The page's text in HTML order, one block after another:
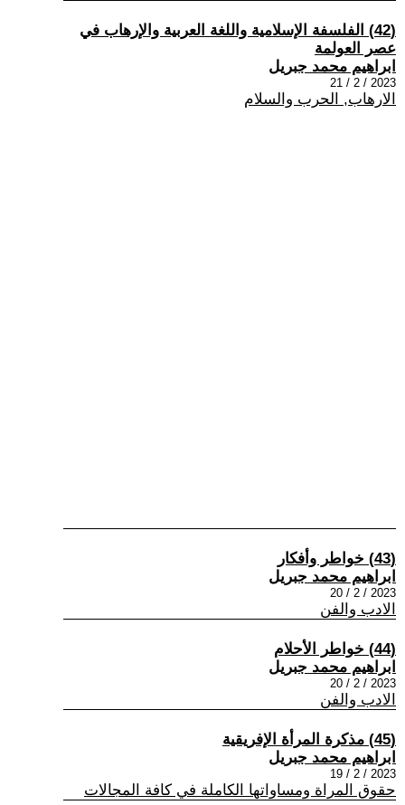
(42) الفلسفة الإسلامية واللغة العربية والإرهاب في
عصر العولمة
ابراهيم محمد جبريل
2023 / 2 / 21
الارهاب, الحرب والسلام
(43) خواطر وأفكار
ابراهيم محمد جبريل
2023 / 2 / 20
الادب والفن
(44) خواطر الأحلام
ابراهيم محمد جبريل
2023 / 2 / 20
الادب والفن
(45) مذكرة المرأة الإفريقية
ابراهيم محمد جبريل
2023 / 2 / 19
حقوق المراة ومساواتها الكاملة في كافة المجالات